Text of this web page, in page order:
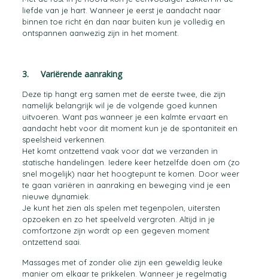
liefde van je hart. Wanneer je eerst je aandacht naar
binnen toe richt én dan naar buiten kun je volledig en
ontspannen aanwezig zijn in het moment.
3. Variërende aanraking
Deze tip hangt erg samen met de eerste twee, die zijn
namelijk belangrijk wil je de volgende goed kunnen
uitvoeren. Want pas wanneer je een kalmte ervaart en
aandacht hebt voor dit moment kun je de spontaniteit en
speelsheid verkennen.
Het komt ontzettend vaak voor dat we verzanden in
statische handelingen. Iedere keer hetzelfde doen om (zo
snel mogelijk) naar het hoogtepunt te komen. Door weer
te gaan variëren in aanraking en beweging vind je een
nieuwe dynamiek.
Je kunt het zien als spelen met tegenpolen, uitersten
opzoeken en zo het speelveld vergroten. Altijd in je
comfortzone zijn wordt op een gegeven moment
ontzettend saai.
Massages met of zonder olie zijn een geweldig leuke
manier om elkaar te prikkelen. Wanneer je regelmatig